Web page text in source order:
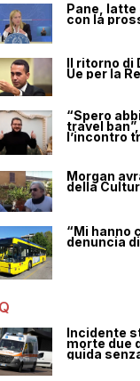
Pane,
con la
Il ritorno di
Ue per la
“Spero
travel
l’incontro
Morgan
della
“Mi hanno
denuncia
Incidente
morte due
guida